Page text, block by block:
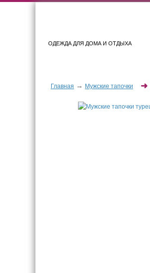
ОДЕЖДА ДЛЯ ДОМА И ОТДЫХА
Главная → Мужские тапочки ➜